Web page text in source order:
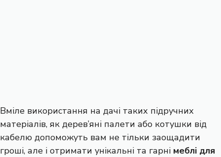
Вміле використання на дачі таких підручних
матеріалів, як дерев’яні палети або котушки від
кабелю допоможуть вам не тільки заощадити
гроші, але і отримати унікальні та гарні меблі для